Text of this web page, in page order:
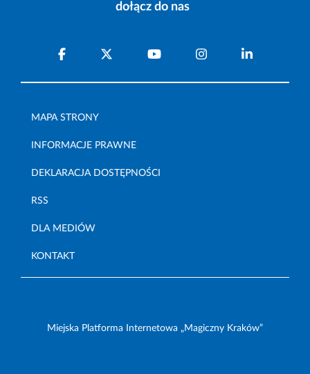
dołącz do nas
MAPA STRONY
INFORMACJE PRAWNE
DEKLARACJA DOSTĘPNOŚCI
RSS
DLA MEDIÓW
KONTAKT
Miejska Platforma Internetowa „Magiczny Kraków”